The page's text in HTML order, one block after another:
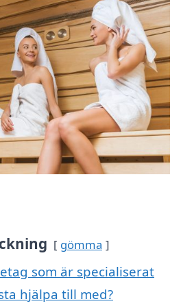
gömma
som är specialiserat
hjälpa till med?